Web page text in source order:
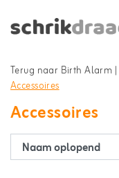
Terug naar Birth Alarm |
Accessoires
Accessoires